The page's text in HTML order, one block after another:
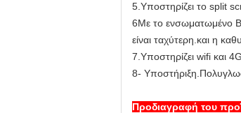
5. Υποστηρίζει το split
6Με το ενσωματωμένο
είναι ταχύτερη.και η
7. Υποστηρίζει wifi και
8- Υποστήριξη.
Προδιαγραφή του